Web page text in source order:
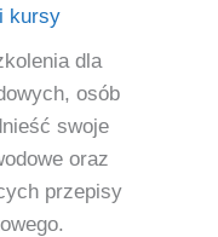
kursy
dla
osób
swoje
oraz
przepisy